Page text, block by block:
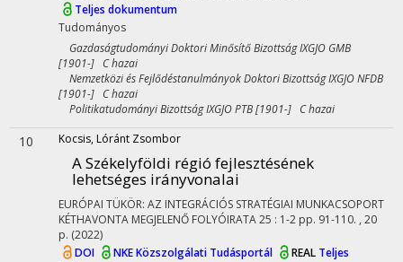
Teljes dokumentum
Tudományos
Gazdaságtudományi Doktori Minősítő Bizottság IXGJO GMB
[1901-] C hazai
Nemzetközi és Fejlődéstanulmányok Doktori Bizottság IXGJO NFDB
[1901-] C hazai
Politikatudományi Bizottság IXGJO PTB [1901-] C hazai
10 Kocsis, Lóránt Zsombor
A Székelyföldi régió fejlesztésének
lehetséges irányvonalai
EURÓPAI TÜKÖR: AZ INTEGRÁCIÓS STRATÉGIAI MUNKACSOPORT
KÉTHAVONTA MEGJELENŐ FOLYÓIRATA25 : 1-2 pp. 91-110. , 20
p. (2022)
DOI
NKE Közszolgálati Tudásportál REAL Teljes